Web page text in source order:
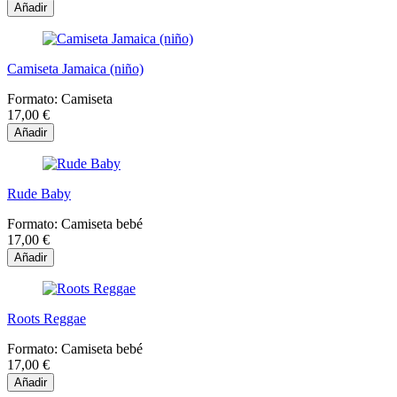
Añadir
Camiseta Jamaica (niño)
Formato: Camiseta
17,00 €
Añadir
Rude Baby
Formato: Camiseta bebé
17,00 €
Añadir
Roots Reggae
Formato: Camiseta bebé
17,00 €
Añadir